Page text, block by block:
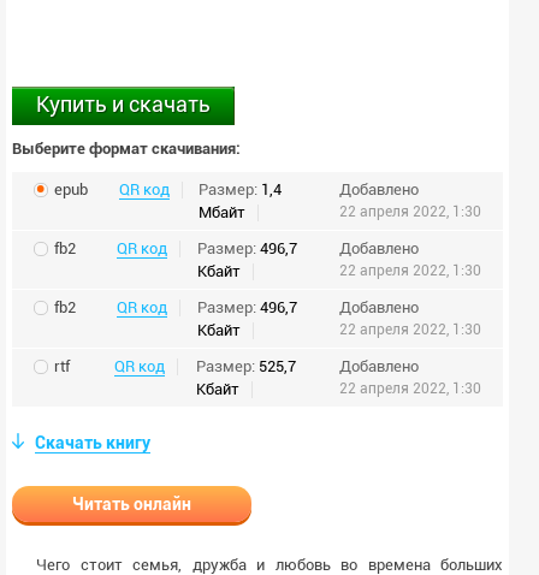
Купить и скачать
Выберите формат скачивания:
epub QR код Размер: 1,4
Мбайт
Добавлено
22 апреля 2022, 1:30
fb2 QR код Размер: 496,7
Кбайт
Добавлено
22 апреля 2022, 1:30
fb2 QR код Размер: 496,7
Кбайт
Добавлено
22 апреля 2022, 1:30
rtf QR код Размер: 525,7
Кбайт
Добавлено
22 апреля 2022, 1:30
Скачать книгу
Читать онлайн
Чего стоит семья, дружба и любовь во времена больших